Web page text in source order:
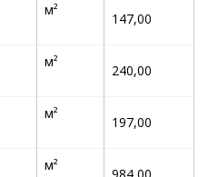
м²
147,00
м²
240,00
м²
197,00
м²